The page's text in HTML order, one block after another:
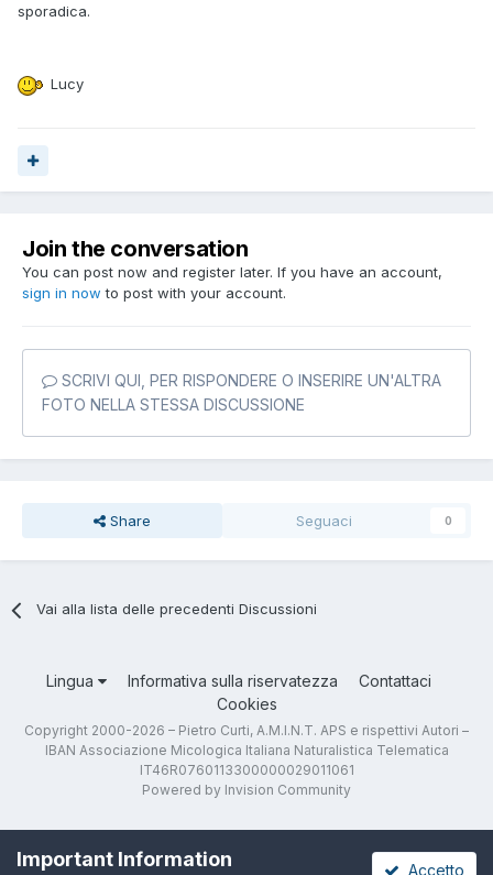
sporadica.
Lucy
Join the conversation
You can post now and register later. If you have an account,
sign in now to post with your account.
SCRIVI QUI, PER RISPONDERE O INSERIRE UN'ALTRA
FOTO NELLA STESSA DISCUSSIONE
Share Seguaci 0
Vai alla lista delle precedenti Discussioni
Lingua Informativa sulla riservatezza
Contattaci
Cookies
Copyright 2000-2026 – Pietro Curti, A.M.I.N.T. APS e rispettivi Autori –
IBAN Associazione Micologica Italiana Naturalistica Telematica
IT46R0760113300000029011061
Powered by Invision Community
Important Information Accetto